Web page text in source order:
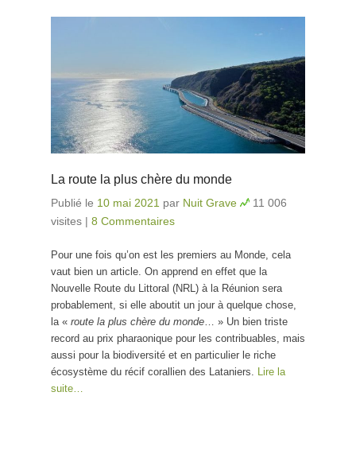
La route la plus chère du monde
Publié le 10 mai 2021 par Nuit Grave
11 006
visites | 8 Commentaires
Pour une fois qu’on est les premiers au Monde, cela
vaut bien un article. On apprend en effet que la
Nouvelle Route du Littoral (NRL) à la Réunion sera
probablement, si elle aboutit un jour à quelque chose,
la « route la plus chère du monde… » Un bien triste
record au prix pharaonique pour les contribuables, mais
aussi pour la biodiversité et en particulier le riche
écosystème du récif corallien des Lataniers. Lire la
suite…